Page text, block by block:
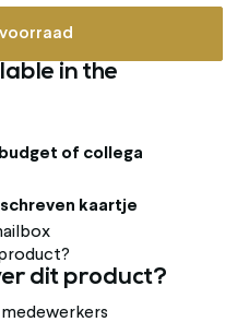
in the
of collega
kaartje
dit product?